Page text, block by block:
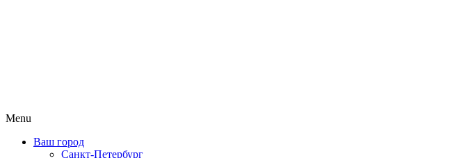
Menu
Ваш город
Санкт-Петербург